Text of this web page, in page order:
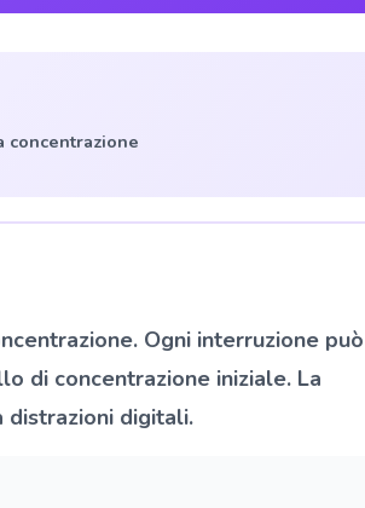
concentrazione
Ogni interruzione può
di concentrazione iniziale. La
distrazioni digitali.